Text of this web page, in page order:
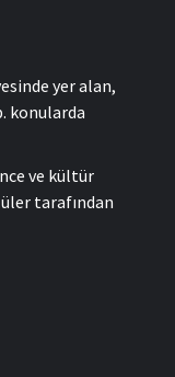
yer alan,
konularda
ve kültür
tarafından